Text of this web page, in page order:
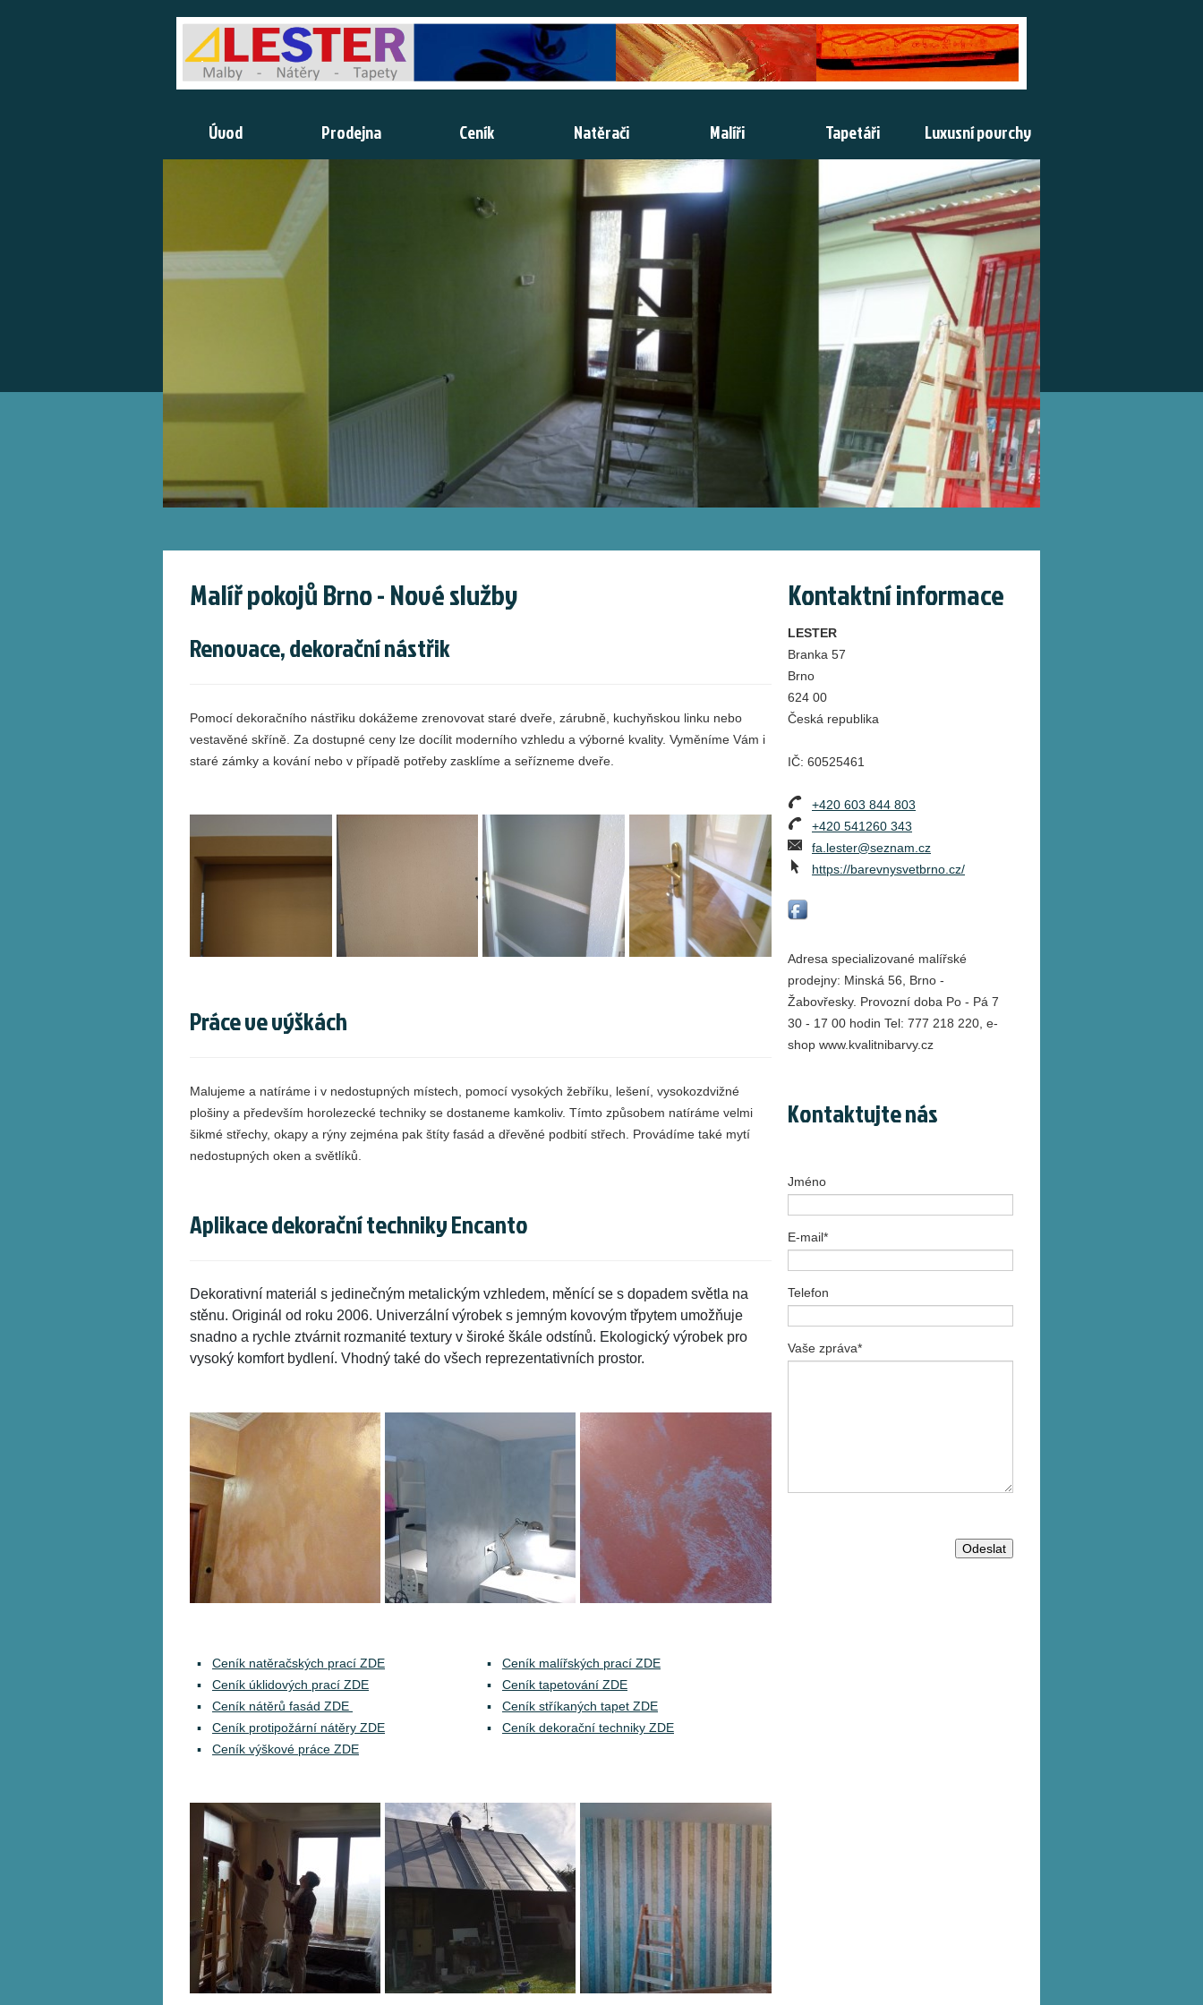
Úvod Prodejna Ceník Natěrači Malíři Tapetáři Luxusní povrchy
Malíř pokojů Brno - Nové služby
Renovace, dekorační nástřik
Pomocí dekoračního nástřiku dokážeme zrenovovat staré dveře, zárubně, kuchyňskou linku nebo
vestavěné skříně. Za dostupné ceny lze docílit moderního vzhledu a výborné kvality. Vyměníme Vám i
staré zámky a kování nebo v případě potřeby zasklíme a seřízneme dveře.
Práce ve výškách
Malujeme a natíráme i v nedostupných místech, pomocí vysokých žebříku, lešení, vysokozdvižné
plošiny a především horolezecké techniky se dostaneme kamkoliv. Tímto způsobem natíráme velmi
šikmé střechy, okapy a rýny zejména pak štíty fasád a dřevěné podbití střech. Provádíme také mytí
nedostupných oken a světlíků.
Aplikace dekorační techniky Encanto
Dekorativní materiál s jedinečným metalickým vzhledem, měnící se s dopadem světla na
stěnu. Originál od roku 2006. Univerzální výrobek s jemným kovovým třpytem umožňuje
snadno a rychle ztvárnit rozmanité textury v široké škále odstínů. Ekologický výrobek pro
vysoký komfort bydlení. Vhodný také do všech reprezentativních prostor.
Ceník natěračských prací ZDE
Ceník úklidových prací ZDE
Ceník nátěrů fasád ZDE
Ceník protipožární nátěry ZDE
Ceník výškové práce ZDE
Ceník malířských prací ZDE
Ceník tapetování ZDE
Ceník stříkaných tapet ZDE
Ceník dekorační techniky ZDE
Kontaktní informace
LESTER
Branka 57
Brno
624 00
Česká republika
IČ: 60525461
+420 603 844 803
+420 541260 343
fa.lester@seznam.cz
https://barevnysvetbrno.cz/
Adresa specializované malířské
prodejny: Minská 56, Brno -
Žabovřesky. Provozní doba Po - Pá 7
30 - 17 00 hodin Tel: 777 218 220, e-
shop www.kvalitnibarvy.cz
Kontaktujte nás
Jméno
E-mail*
Telefon
Vaše zpráva*